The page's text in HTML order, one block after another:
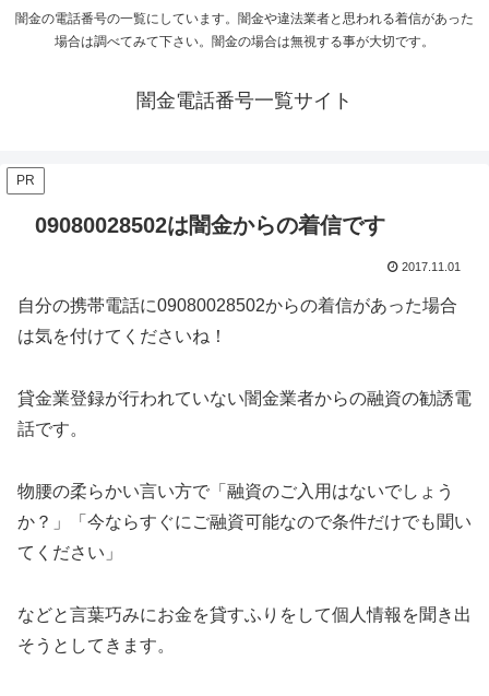
闇金の電話番号の一覧にしています。闇金や違法業者と思われる着信があった
場合は調べてみて下さい。闇金の場合は無視する事が大切です。
闇金電話番号一覧サイト
PR
09080028502は闇金からの着信です
2017.11.01
自分の携帯電話に09080028502からの着信があった場合
は気を付けてくださいね！
貸金業登録が行われていない闇金業者からの融資の勧誘電
話です。
物腰の柔らかい言い方で「融資のご入用はないでしょう
か？」「今ならすぐにご融資可能なので条件だけでも聞い
てください」
などと言葉巧みにお金を貸すふりをして個人情報を聞き出
そうとしてきます。